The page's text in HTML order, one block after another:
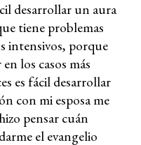
desarrollar un aura
tiene problemas
intensivos, porque
los casos más
es fácil desarrollar
con mi esposa me
pensar cuán
el evangelio